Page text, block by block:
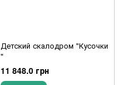
Детский скалодром "Кусочки
"
11 848.0 грн